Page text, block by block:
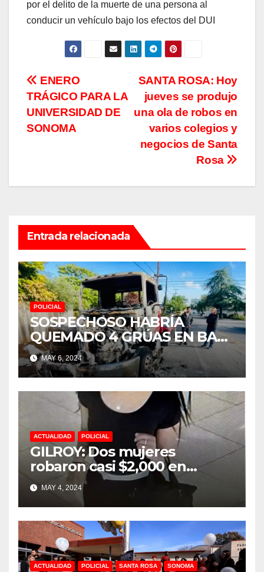
por el delito de la muerte de una persona al
conducir un vehículo bajo los efectos del DUI
Navegación
de
entradas
SANTA ROSA: Hoy
jueves se produjo
una ola de robos en
varios colegios y
negocios de Santa
Rosa
ENERO
TRÁGICO PARA LA
UNIVERSIDAD DE
SONOMA
Entrada relacionada
POLICIAL
SOSPECHOSO HABRÍA
QUEMADO 4 GRÚAS EN BAY
POINT Y CONCORD
MAY 6, 2024
ACTUALIDAD POLICIAL
GILROY: Dos mujeres
robaron casi $2,000 en
tienda Ulta Beauty
MAY 4, 2024
ACTUALIDAD POLICIAL SANTA ROSA SONOMA